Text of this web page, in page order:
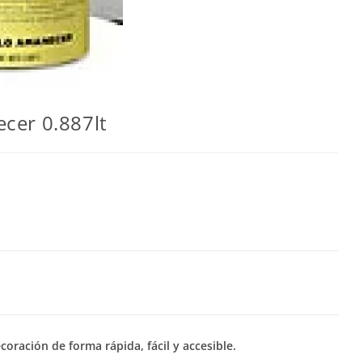
0.887lt
de forma rápida, fácil y accesible.